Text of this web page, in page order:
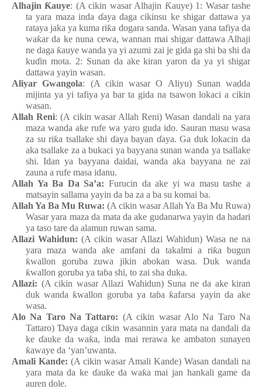
Alhajin Ƙauye: (A cikin wasar Alhajin Ƙauye) 1: Wasar tashe
ta yara maza inda ɗaya daga cikinsu ke shigar dattawa ya
rataya jaka ya kuma riƙa dogara sanda. Wasan yana tafiya da
waƙar da ke nuna cewa, wannan mai shigar dattawa Alhaji
ne daga ƙauye wanda ya yi azumi zai je gida ga shi ba shi da
kuɗin mota. 2: Sunan da ake kiran yaron da ya yi shigar
dattawa yayin wasan.
Aliyar Gwangola: (A cikin wasar O Aliyu) Sunan wadda
mijinta ya yi tafiya ya bar ta gida na tsawon lokaci a cikin
wasan.
Allah Reni: (A cikin wasar Allah Reni) Wasan dandali na yara
maza wanda ake rufe wa yaro guda ido. Sauran masu wasa
za su riƙa tsallake shi ɗaya bayan ɗaya. Ga duk lokacin da
aka tsallake za a bukaci ya bayyana sunan wanda ya tsallake
shi. Idan ya bayyana daidai, wanda aka bayyana ne zai
zauna a rufe masa idanu.
Allah Ya Ba Da Sa’a: Furucin da ake yi wa masu tashe a
matsayin sallama yayin da ba za a ba su komai ba.
Allah Ya Ba Mu Ruwa: (A cikin wasar Allah Ya Ba Mu Ruwa)
Wasar yara maza da mata da ake gudanarwa yayin da hadari
ya taso tare da alamun ruwan sama.
Allazi Wahidun: (A cikin wasar Allazi Wahidun) Wasa ne na
yara
maza wanda ake amfani da takalmi a riƙa bugun
ƙwallon goruba zuwa jikin abokan wasa. Duk wanda
ƙwallon goruba ya taɓa shi, to zai sha duka.
Allazi: (A cikin wasar Allazi Wahidun) Suna ne da ake kiran
duk wanda ƙwallon goruba ya taɓa ƙafarsa yayin da ake
wasa.
Alo Na Taro Na Tattaro: (A cikin wasar Alo Na Taro Na
Tattaro)Ɗaya daga cikin wasannin yara mata na dandali da
ke ɗauke da waƙa, inda mai rerawa ke ambaton sunayen
ƙawaye da ‘yan’uwanta.
Amali Kande: (A cikin wasar Amali Kande) Wasan dandali na
yara mata da ke ɗauke da waƙa mai jan hankali game da
auren dole.